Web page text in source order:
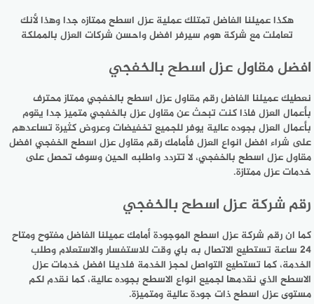
هكذا عميلنا الفاضل تمتلك عملية عزل اسطح ممتازه جدا وهذا لأنك
تعاملت مع شركة هوم سيرفر افضل واحسن شركات العزل بالمملكة
افضل مقاول عزل اسطح بالخفجي
نعطيك عميلنا الفاضل رقم مقاول عزل اسطح بالخفجي ممتاز محترف
بأعمال العزل فاذا كنت تبحث عن مقاول عزل بالخفجي متميز جدا يقوم
بأعمال العزل بجوده عالية يوفر للجميع تخفيضات وعروض كثيرة تساعدهم
على شراء افضل انواع العزل فأمامك رقم مقاول عزل اسطح الخفجي افضل
مقاول عزل اسطح بالخفجي، لا تتردد واطلبه الحين وسوف تحصل على
خدمات عزل ممتازة.
رقم شركة عزل اسطح بالخفجي
كما ان رقم شركة عزل اسطح الموجودة أمامك عميلنا الفاضل مفتوح ومتاح
24 ساعة تستطيع الاتصال به باي وقت للاستفسار والاستعلام وطلب
الخدمة، كما تستطيع التواصل لحجز الخدمة فلدينا افضل خدمات عزل
الاسطح الذي نقدمها لجميع انواع الاسطح بجوده عالية، كما نقدم لكم
مستوى عزل اسطح ذات جودة عالية ومتميزة.